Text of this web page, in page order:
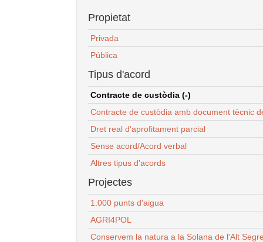
Propietat
Privada
Pública
Tipus d'acord
Contracte de custòdia (-)
Contracte de custòdia amb document tècnic
Dret real d'aprofitament parcial
Sense acord/Acord verbal
Altres tipus d'acords
Projectes
1.000 punts d'aigua
AGRI4POL
Conservem la natura a la Solana de l'Alt